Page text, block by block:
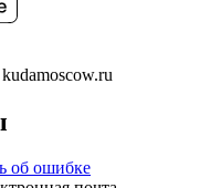
kudamoscow.ru
об ошибке